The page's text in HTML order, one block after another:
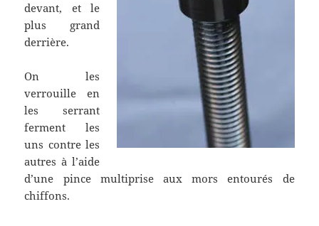
devant, et le
plus grand
derrière.
On les
verrouille en
les serrant
ferment les
uns contre les
autres à l’aide
d’une pince multiprise aux mors entourés de
chiffons.